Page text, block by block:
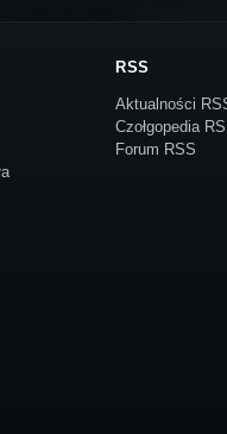
RSS
Aktualności
Czołgopedia
Forum RSS